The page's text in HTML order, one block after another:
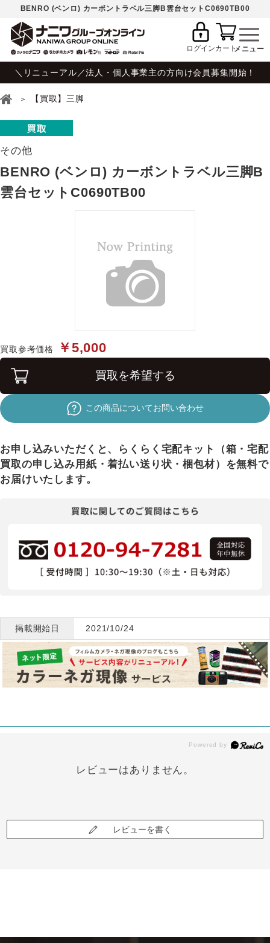
BENRO (ベンロ) カーボントラベル三脚B雲台セットC0690TB00
ログインカート
＼リニューアル／法人・個人事業主の方向け会員募集開始！
【買取】三脚
その他
BENRO (ベンロ) カーボントラベル三脚B
雲台セットC0690TB00
買取参考価格 ￥5,000
買取を希望する
この商品についてお問い合わせ
お申し込みいただくと、らくらく宅配キット（箱・宅配
買取の申し込み用紙・着払い送り状・梱包材）を無料で
お届けいたします。
掲載開始日 2021/10/24
レビューはありません。
レビューを書く